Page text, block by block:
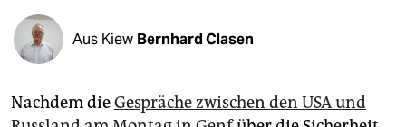
shop
fragen & hilfe
abo
Aus Kiew Bernhard Clasen
Nachdem dieGespräche zwischen den USA und